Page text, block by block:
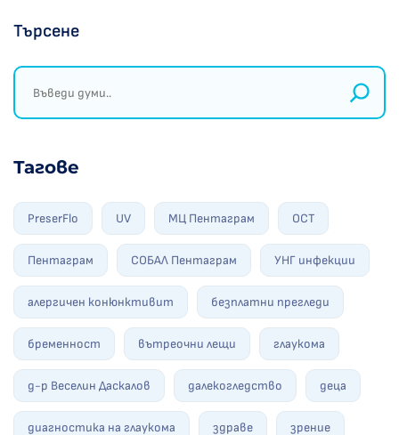
Търсене
Тагове
PreserFlo UV МЦ Пентаграм ОСТ
Пентаграм СОБАЛ Пентаграм УНГ инфекции
алергичен конюнктивит безплатни прегледи
бременност вътреочни лещи глаукома
д-р Веселин Даскалов далекогледство деца
диагностика на глаукома здраве зрение